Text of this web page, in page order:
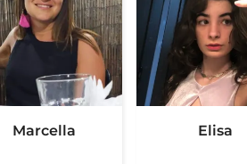
Marcella Elisa